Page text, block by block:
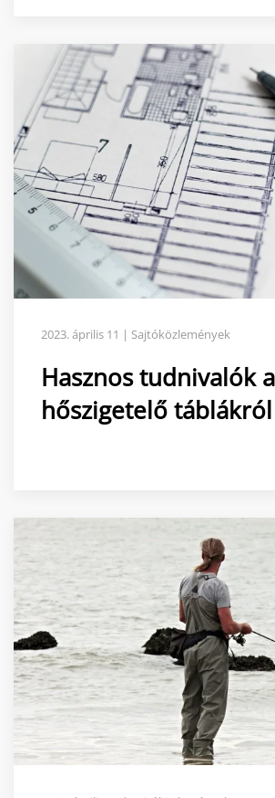
2023. április 11 | Sajtóközlemények
Hasznos tudnivalók
hőszigetelő táblákról